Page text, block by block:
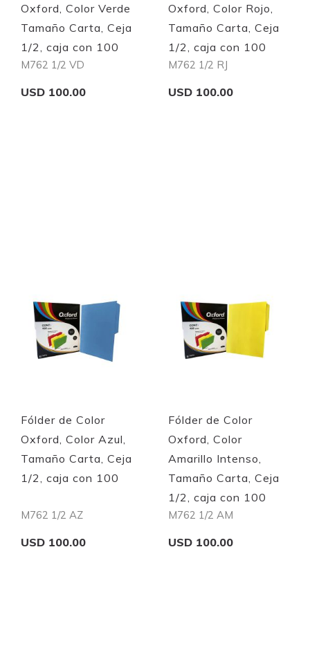
Oxford, Color Verde
Tamaño Carta, Ceja
1/2, caja con 100
M762 1/2 VD
USD 100.00
Oxford, Color Rojo,
Tamaño Carta, Ceja
1/2, caja con 100
M762 1/2 RJ
USD 100.00
Fólder de Color
Oxford, Color Azul,
Tamaño Carta, Ceja
1/2, caja con 100
M762 1/2 AZ
USD 100.00
Fólder de Color
Oxford, Color
Amarillo Intenso,
Tamaño Carta, Ceja
1/2, caja con 100
M762 1/2 AM
USD 100.00